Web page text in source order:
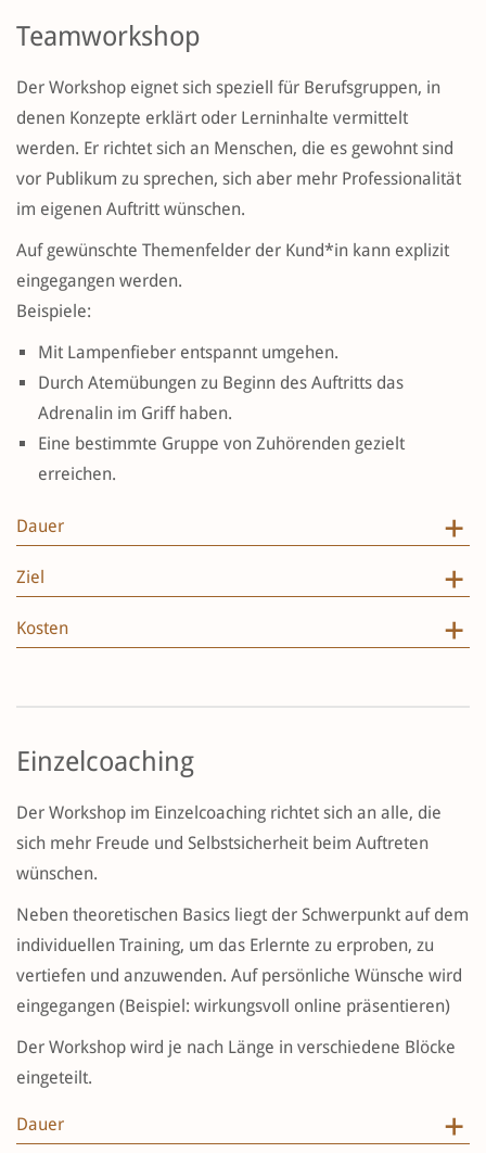
Teamworkshop
Der Workshop eignet sich speziell für Berufsgruppen, in
denen Konzepte erklärt oder Lerninhalte vermittelt
werden. Er richtet sich an Menschen, die es gewohnt sind
vor Publikum zu sprechen, sich aber mehr Professionalität
im eigenen Auftritt wünschen.
Auf gewünschte Themenfelder der Kund*in kann explizit
eingegangen werden.
Beispiele:
Mit Lampenfieber entspannt umgehen.
Durch Atemübungen zu Beginn des Auftritts das
Adrenalin im Griff haben.
Eine bestimmte Gruppe von Zuhörenden gezielt
erreichen.
Dauer
Ziel
Kosten
Einzelcoaching
Der Workshop im Einzelcoaching richtet sich an alle, die
sich mehr Freude und Selbstsicherheit beim Auftreten
wünschen.
Neben theoretischen Basics liegt der Schwerpunkt auf dem
individuellen Training, um das Erlernte zu erproben, zu
vertiefen und anzuwenden. Auf persönliche Wünsche wird
eingegangen (Beispiel: wirkungsvoll online präsentieren)
Der Workshop wird je nach Länge in verschiedene Blöcke
eingeteilt.
Dauer